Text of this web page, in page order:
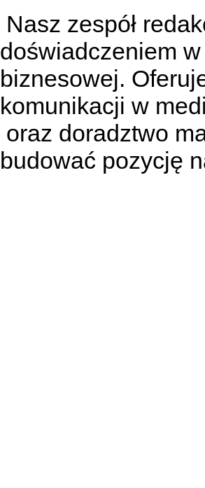
Nasz zespół
doświadczeniem
biznesowej.
komunikacji w
oraz doradztwo
budować pozycję